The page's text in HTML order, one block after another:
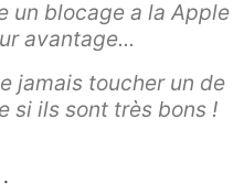
un blocage a la Apple
avantage...
jamais toucher un de
si ils sont très bons !